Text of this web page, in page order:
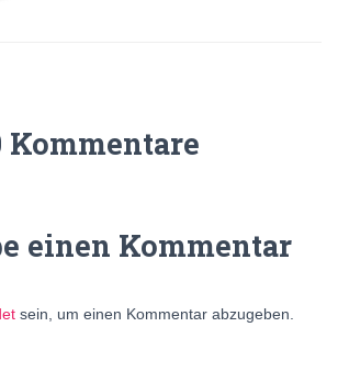
Kommentare
einen Kommentar
sein, um einen Kommentar abzugeben.